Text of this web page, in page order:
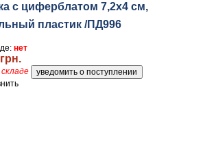
с циферблатом 7,2х4 см,
пластик /ПД996
нет